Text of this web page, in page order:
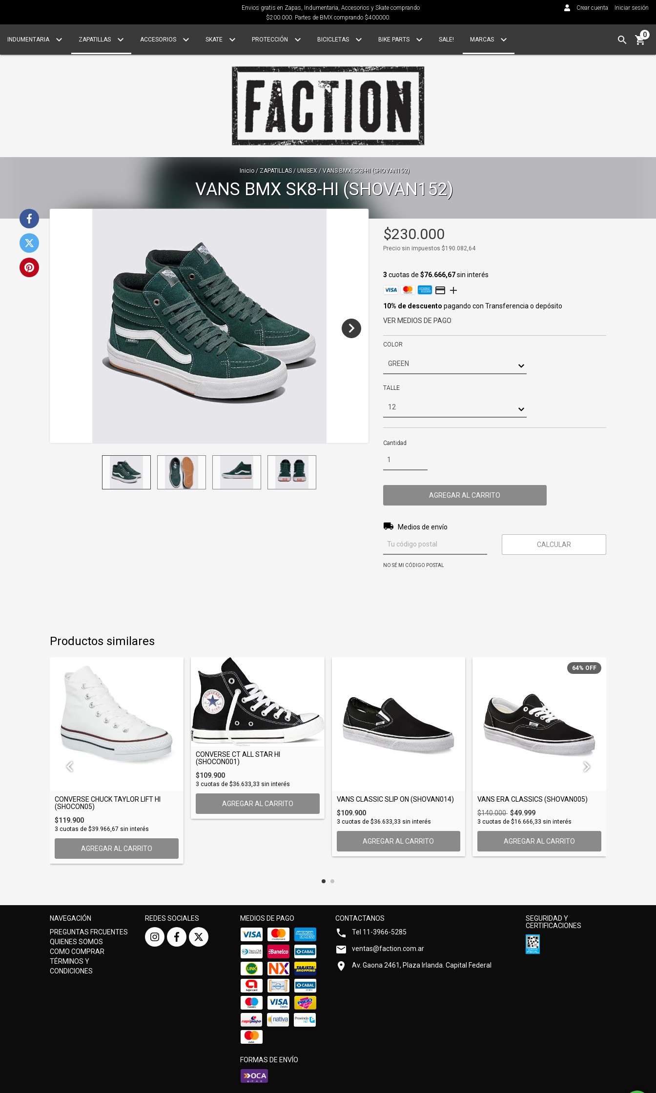
Envios gratis en Zapas, Indumentaria, Accesorios y Skate comprando
$200.000. Partes de BMX comprando $400000.
Crear cuenta Iniciar sesión
INDUMENTARIA ZAPATILLAS ACCESORIOS SKATE PROTECCIÓN BICICLETAS BIKE PARTS SALE! MARCAS
0
Inicio / ZAPATILLAS / UNISEX / VANS BMX SK8-HI (SHOVAN152)
VANS BMX SK8-HI (SHOVAN152)
$230.000
Precio sin impuestos $190.082,64
3 cuotas de $76.666,67sin interés
10% de descuento pagando con Transferencia o depósito
VER MEDIOS DE PAGO
COLOR
TALLE
Cantidad
Entregas para el CP:
Medios de envío
CALCULAR
NO SÉ MI CÓDIGO POSTAL
Productos similares
CONVERSE CHUCK TAYLOR LIFT HI
(SHOCON05)
$119.900
3 cuotas de $39.966,67 sin interés
AGREGAR AL CARRITO
CONVERSE CT ALL STAR HI
(SHOCON001)
$109.900
3 cuotas de $36.633,33 sin interés
AGREGAR AL CARRITO
VANS CLASSIC SLIP ON (SHOVAN014)
$109.900
3 cuotas de $36.633,33 sin interés
AGREGAR AL CARRITO
64% OFF
VANS ERA CLASSICS (SHOVAN005)
$140.000 $49.999
3 cuotas de$16.666,33 sin interés
AGREGAR AL CARRITO
NAVEGACIÓN
PREGUNTAS FRCUENTES
QUIENES SOMOS
COMO COMPRAR
TÉRMINOS Y
CONDICIONES
REDES SOCIALES MEDIOS DE PAGO
FORMAS DE ENVÍO
CONTACTANOS
Tel 11-3966-5285
ventas@faction.com.ar
Av. Gaona 2461, Plaza Irlanda. Capital Federal
SEGURIDAD Y
CERTIFICACIONES